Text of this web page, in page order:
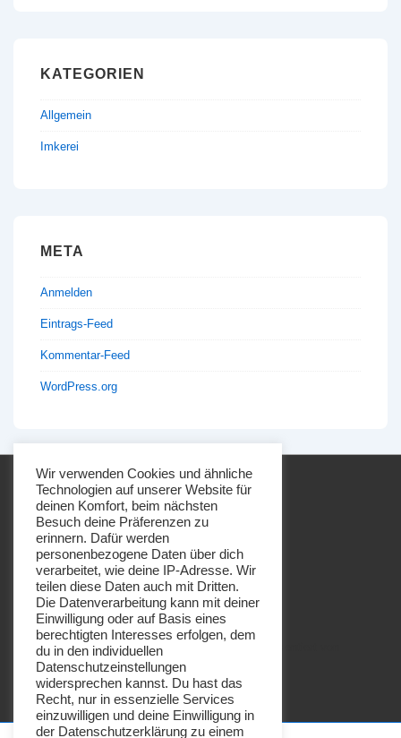
KATEGORIEN
Allgemein
Imkerei
META
Anmelden
Eintrags-Feed
Kommentar-Feed
WordPress.org
Footer-
Menü
Impressum Datenschutz
Copyright © 2026 Imkerei Honigbrötchen
Responsive-Theme
Wir verwenden Cookies und ähnliche
Technologien auf unserer Website für
deinen Komfort, beim nächsten
Besuch deine Präferenzen zu
erinnern. Dafür werden
personenbezogene Daten über dich
verarbeitet, wie deine IP-Adresse. Wir
teilen diese Daten auch mit Dritten.
Die Datenverarbeitung kann mit deiner
Einwilligung oder auf Basis eines
berechtigten Interesses erfolgen, dem
du in den individuellen
Datenschutzeinstellungen
widersprechen kannst. Du hast das
Recht, nur in essenzielle Services
einzuwilligen und deine Einwilligung in
der Datenschutzerklärung zu einem